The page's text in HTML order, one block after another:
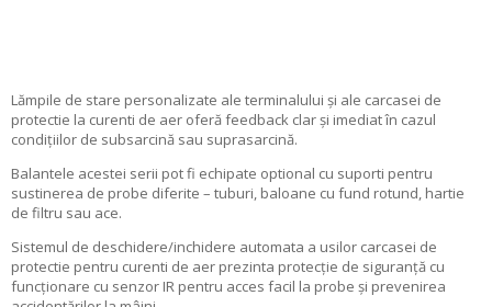
Lămpile de stare personalizate ale terminalului și ale carcasei de
protectie la curenti de aer oferă feedback clar și imediat în cazul
condițiilor de subsarcină sau suprasarcină.
Balantele acestei serii pot fi echipate optional cu suporti pentru
sustinerea de probe diferite – tuburi, baloane cu fund rotund, hartie
de filtru sau ace.
Sistemul de deschidere/inchidere automata a usilor carcasei de
protectie pentru curenti de aer prezinta protecție de siguranță cu
funcționare cu senzor IR pentru acces facil la probe și prevenirea